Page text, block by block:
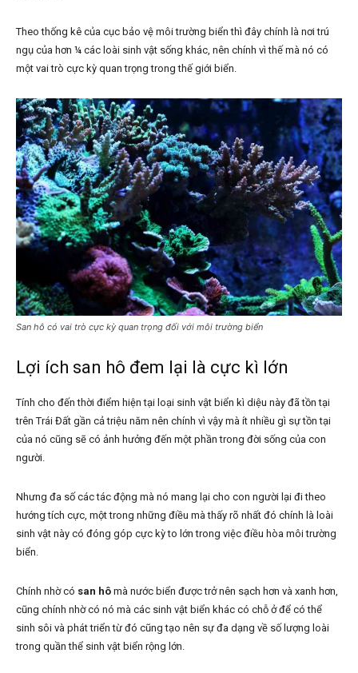
Theo thống kê của cục bảo vệ môi trường biển thì đây chính là nơi trú
ngụ của hơn ¼ các loài sinh vật sống khác, nên chính vì thế mà nó có
một vai trò cực kỳ quan trọng trong thế giới biển.
San hô có vai trò cực kỳ quan trọng đối với môi trường biển
Lợi ích san hô đem lại là cực kì lớn
Tính cho đến thời điểm hiện tại loại sinh vật biển kì diệu này đã tồn tại
trên Trái Đất gần cả triệu năm nên chính vì vậy mà ít nhiều gì sự tồn tại
của nó cũng sẽ có ảnh hưởng đến một phần trong đời sống của con
người.
Nhưng đa số các tác động mà nó mang lại cho con người lại đi theo
hướng tích cực, một trong những điều mà thấy rõ nhất đó chính là loài
sinh vật này có đóng góp cực kỳ to lớn trong việc điều hòa môi trường
biển.
Chính nhờ có san hô mà nước biển được trở nên sạch hơn và xanh hơn,
cũng chính nhờ có nó mà các sinh vật biển khác có chỗ ở để có thể
sinh sôi và phát triển từ đó cũng tạo nên sự đa dạng về số lượng loài
trong quần thể sinh vật biển rộng lớn.